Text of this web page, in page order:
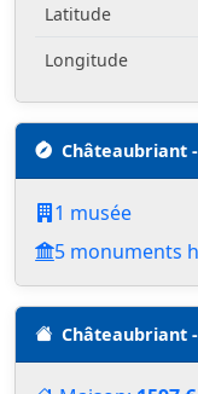
Latitude
Longitude
Châteaubriant
1 musée
5 monuments
Châteaubriant